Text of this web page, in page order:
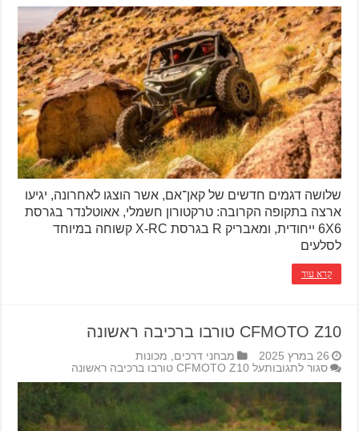
שלושה דגמים חדשים של קאן־אם, אשר הוצגו לאחרונה, יגיעו
ארצה בתקופה הקרובה: טרקטורון חשמלי, אאוטלנדר בגרסת
6X6 ייחודית, ומאבריק R בגרסת X-RC קשוחה במיוחד
לסלעים
קרא עוד
CFMOTO Z10 טורבו ברכיבה ראשונה
26 במרץ 2025 מבחני דרכים
מכונות
סגור לתגובותעל CFMOTO Z10 טורבו ברכיבה ראשונה